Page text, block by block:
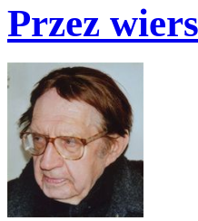
Przez